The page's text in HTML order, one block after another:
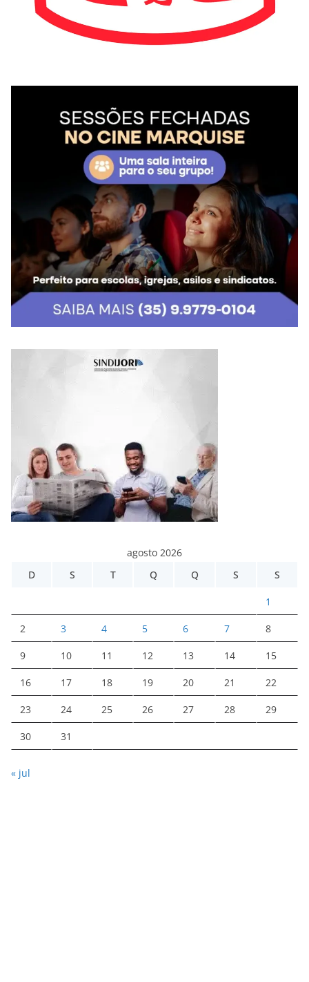
agosto 2026
D
S T Q Q S S
1
2 3 4 5 6 7 8
9 10 11 12 13 14 15
16 17 18 19 20 21 22
23 24 25 26 27 28 29
30 31
« jul